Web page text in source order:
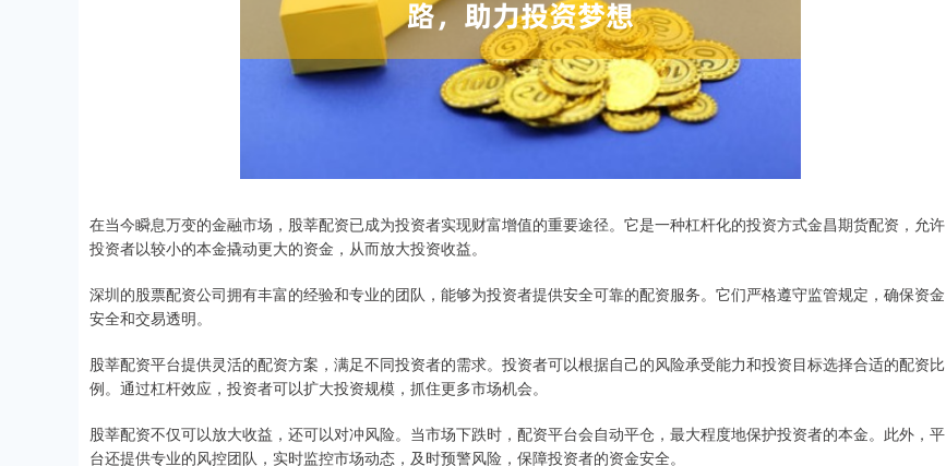
在当今瞬息万变的金融市场，股莘配资已成为投资者实现财富增值的重要途径。它是一种杠杆化的投资方式金昌期货配资，允许
投资者以较小的本金撬动更大的资金，从而放大投资收益。
深圳的股票配资公司拥有丰富的经验和专业的团队，能够为投资者提供安全可靠的配资服务。它们严格遵守监管规定，确保资金
安全和交易透明。
股莘配资平台提供灵活的配资方案，满足不同投资者的需求。投资者可以根据自己的风险承受能力和投资目标选择合适的配资比
例。通过杠杆效应，投资者可以扩大投资规模，抓住更多市场机会。
股莘配资不仅可以放大收益，还可以对冲风险。当市场下跌时，配资平台会自动平仓，最大程度地保护投资者的本金。此外，平
台还提供专业的风控团队，实时监控市场动态，及时预警风险，保障投资者的资金安全。